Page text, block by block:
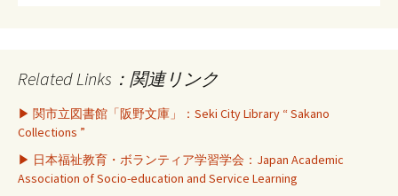
Related Links：関連リンク
▶ 関市立図書館「阪野文庫」：Seki City Library “ Sakano
Collections ”
▶ 日本福祉教育・ボランティア学習学会：Japan Academic
Association of Socio-education and Service Learning